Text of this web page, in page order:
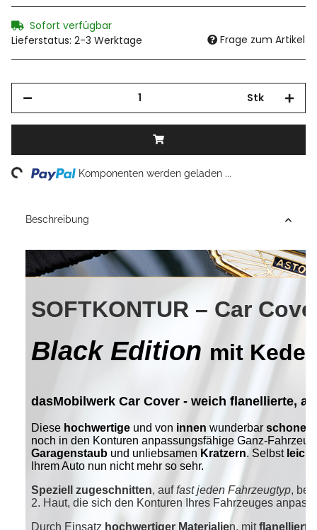
Sofort verfügbar
Lieferstatus: 2-3 Werktage
Frage zum Artikel
Stk
Loading... Komponenten werden geladen ...
Beschreibung